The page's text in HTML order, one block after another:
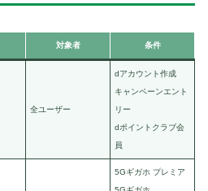
対象者 条件
全ユーザー
dアカウント作成
キャンペーンエント
リー
dポイントクラブ会
員
5Gギガホ プレミア